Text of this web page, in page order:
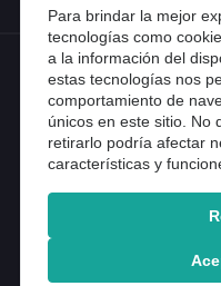
Preguntas frecuentes
Entradas de blog
Calle Ferraz 42, Madrid
Teléfono
918 13 81 81
Email
info@tiendental.com
Iniciar sesión
Historial de pedidos
Mi lista de compra
Copyright 2025 ©
Para brindar la mejor
tecnologías como
a la información del
estas tecnologías nos
comportamiento de
únicos en este sitio. No
retirarlo podría afectar
características y